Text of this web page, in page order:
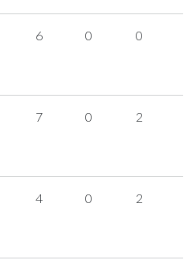
6 0 0
7 0 2
4 0 2